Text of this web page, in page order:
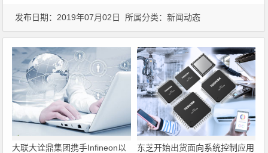
发布日期：2019年07月02日 所属分类：新闻动态
大联大诠鼎集团携手Infineon以
东芝开始出货面向系统控制应用